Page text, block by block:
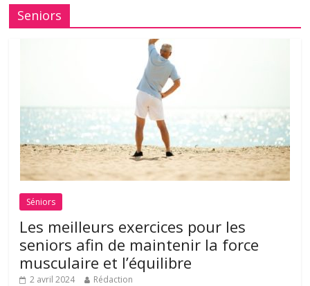
Seniors
Séniors
Les meilleurs exercices pour les
seniors afin de maintenir la force
musculaire et l’équilibre
2 avril 2024 Rédaction